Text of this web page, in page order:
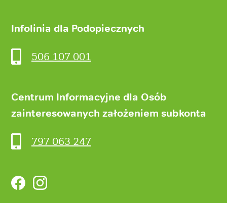
Infolinia dla Podopiecznych
506 107 001
Centrum Informacyjne dla Osób
zainteresowanych założeniem subkonta
797 063 247
FacebookInstagram